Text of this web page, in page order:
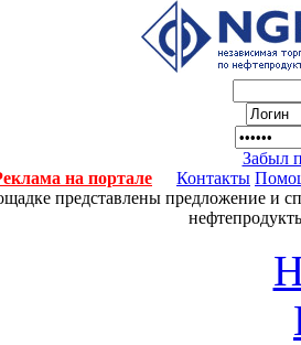
Забыл
на портале
Контакты
представлены предложение и